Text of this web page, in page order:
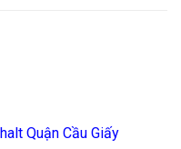
Quận Cầu Giấy